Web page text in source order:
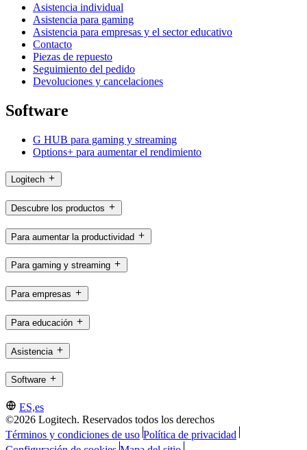
Asistencia individual
Asistencia para gaming
Asistencia para empresas y el sector educativo
Contacto
Piezas de repuesto
Seguimiento del pedido
Devoluciones y cancelaciones
Software
G HUB para gaming y streaming
Options+ para aumentar el rendimiento
Logitech
Descubre los productos
Para aumentar la productividad
Para gaming y streaming
Para empresas
Para educación
Asistencia
Software
ES,es
©2026 Logitech. Reservados todos los derechos
Términos y condiciones de uso Política de privacidad